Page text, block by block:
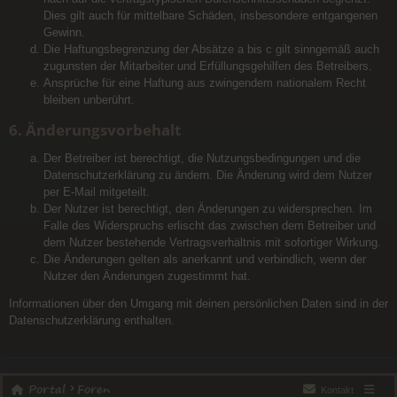
Dies gilt auch für mittelbare Schäden, insbesondere entgangenen
Gewinn.
Die Haftungsbegrenzung der Absätze a bis c gilt sinngemäß auch
zugunsten der Mitarbeiter und Erfüllungsgehilfen des Betreibers.
Ansprüche für eine Haftung aus zwingendem nationalem Recht
bleiben unberührt.
6. Änderungsvorbehalt
Der Betreiber ist berechtigt, die Nutzungsbedingungen und die
Datenschutzerklärung zu ändern. Die Änderung wird dem Nutzer
per E-Mail mitgeteilt.
Der Nutzer ist berechtigt, den Änderungen zu widersprechen. Im
Falle des Widerspruchs erlischt das zwischen dem Betreiber und
dem Nutzer bestehende Vertragsverhältnis mit sofortiger Wirkung.
Die Änderungen gelten als anerkannt und verbindlich, wenn der
Nutzer den Änderungen zugestimmt hat.
Informationen über den Umgang mit deinen persönlichen Daten sind in der
Datenschutzerklärung enthalten.
Portal Foren Kontakt